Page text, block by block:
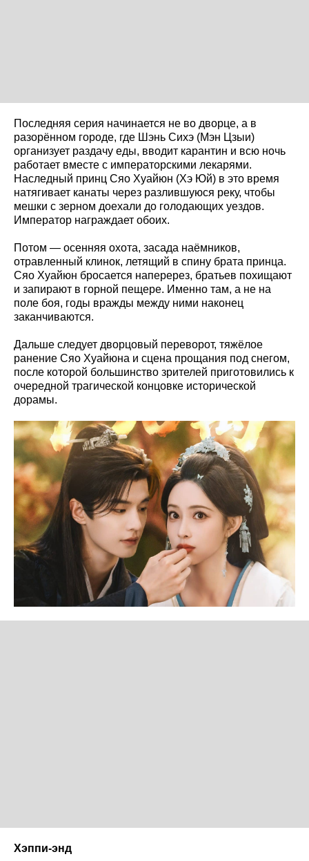
Последняя серия начинается не во дворце, а в
разорённом городе, где Шэнь Сихэ (Мэн Цзыи)
организует раздачу еды, вводит карантин и всю ночь
работает вместе с императорскими лекарями.
Наследный принц Сяо Хуайюн (Хэ Юй) в это время
натягивает канаты через разлившуюся реку, чтобы
мешки с зерном доехали до голодающих уездов.
Император награждает обоих.
Потом — осенняя охота, засада наёмников,
отравленный клинок, летящий в спину брата принца.
Сяо Хуайюн бросается наперерез, братьев похищают
и запирают в горной пещере. Именно там, а не на
поле боя, годы вражды между ними наконец
заканчиваются.
Дальше следует дворцовый переворот, тяжёлое
ранение Сяо Хуайюна и сцена прощания под снегом,
после которой большинство зрителей приготовились к
очередной трагической концовке исторической
дорамы.
Хэппи-энд